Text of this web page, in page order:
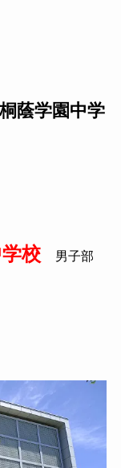
蔭学園中学
校 男子部